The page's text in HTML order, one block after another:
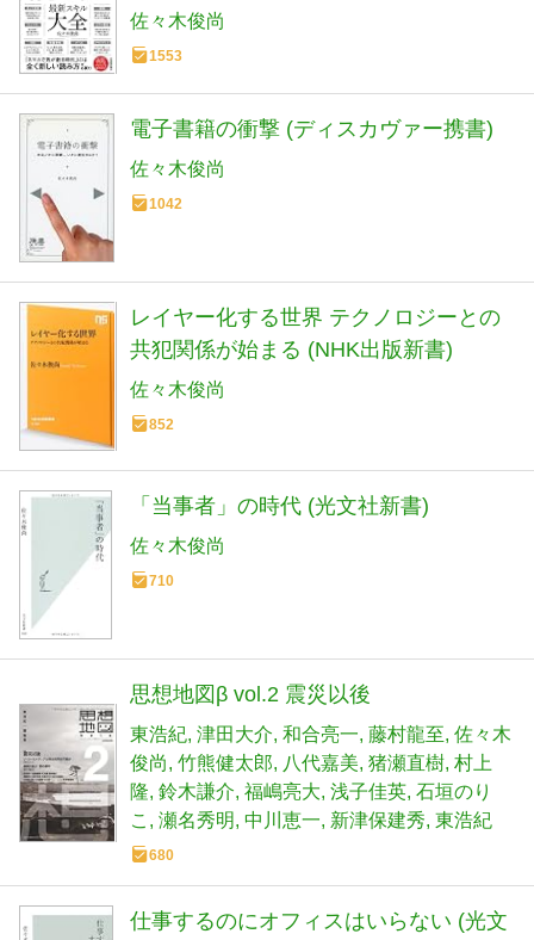
ード化し、しかもクリエイティブに動
き出す!
佐々木俊尚
1553
電子書籍の衝撃 (ディスカヴァー携書)
佐々木俊尚
1042
レイヤー化する世界 テクノロジーとの
共犯関係が始まる (NHK出版新書)
佐々木俊尚
852
「当事者」の時代 (光文社新書)
佐々木俊尚
710
思想地図β vol.2 震災以後
東浩紀 津田大介 和合亮一 藤村龍至 佐々木
俊尚 竹熊健太郎 八代嘉美 猪瀬直樹 村上
隆 鈴木謙介 福嶋亮大 浅子佳英 石垣のり
こ
瀬名秀明 中川恵一 新津保建秀 東浩紀
680
仕事するのにオフィスはいらない (光文